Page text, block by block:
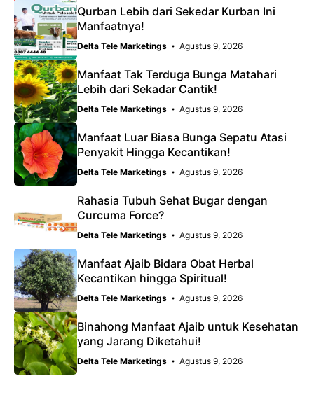
Qurban Lebih dari Sekedar Kurban Ini
Manfaatnya!
Delta Tele Marketings Agustus 9, 2026
Manfaat Tak Terduga Bunga Matahari
Lebih dari Sekadar Cantik!
Delta Tele Marketings Agustus 9, 2026
Manfaat Luar Biasa Bunga Sepatu Atasi
Penyakit Hingga Kecantikan!
Delta Tele Marketings Agustus 9, 2026
Rahasia Tubuh Sehat Bugar dengan
Curcuma Force?
Delta Tele Marketings Agustus 9, 2026
Manfaat Ajaib Bidara Obat Herbal
Kecantikan hingga Spiritual!
Delta Tele Marketings Agustus 9, 2026
Binahong Manfaat Ajaib untuk Kesehatan
yang Jarang Diketahui!
Delta Tele Marketings Agustus 9, 2026